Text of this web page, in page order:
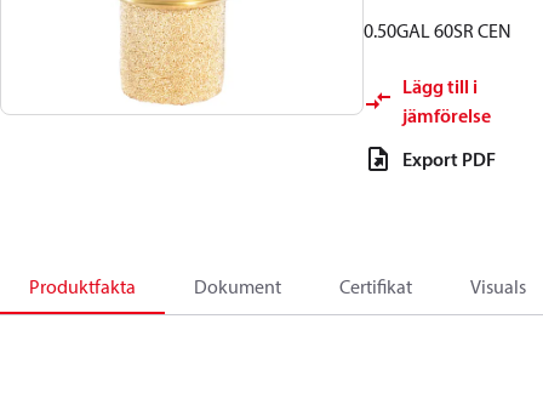
0.50GAL 60SR CEN
Lägg till i
jämförelse
Export PDF
Produktfakta Dokument Certifikat Visuals